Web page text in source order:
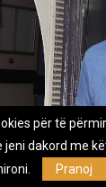
për të
jeni dakord me
Pranoj